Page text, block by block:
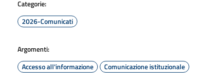
Categorie:
2026-Comunicati
Argomenti:
Accesso all'informazione
Comunicazione istituzionale